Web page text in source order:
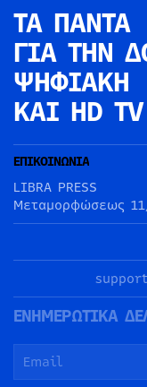
ΤΑ ΠΑΝΤΑ
ΓΙΑ ΤΗΝ
ΨΗΦΙΑΚΗ
ΚΑΙ HD TV
ΕΠΙΚΟΙΝΩΝΙΑ
LIBRA PRESS
Μεταμορφώσεως
ΕΝΗΜΕΡΩΤΙΚΑ